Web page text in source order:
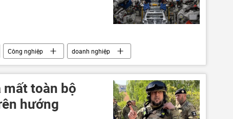
Công nghiệp doanh nghiệp
toàn bộ
hướng